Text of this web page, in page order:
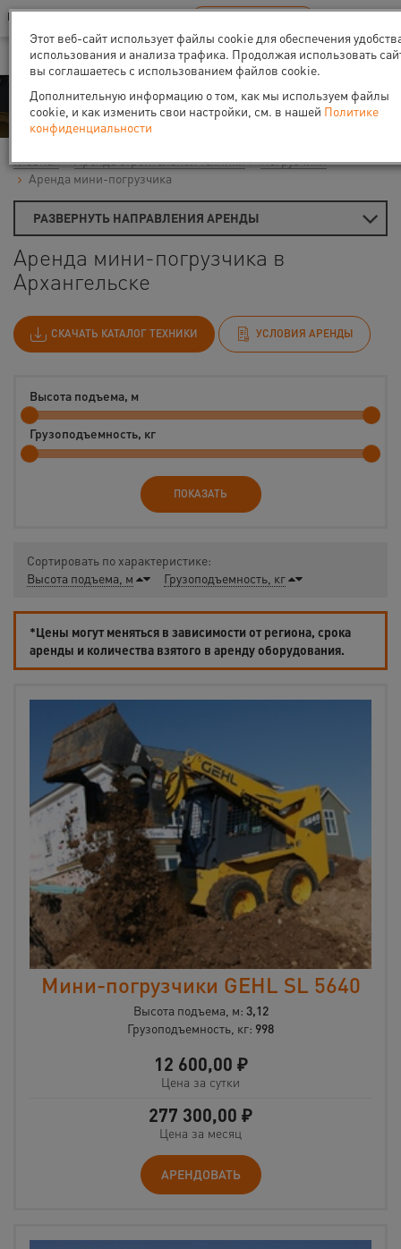
Ваш город:Архангельск
В Вашем регионе нет наших офисов RU EN
Аренда
Главная Аренда строительной техники
Погрузчики
Аренда мини-погрузчика
РАЗВЕРНУТЬ НАПРАВЛЕНИЯ АРЕНДЫ
Аренда мини-погрузчика в
Архангельске
СКАЧАТЬ КАТАЛОГ ТЕХНИКИ УСЛОВИЯ АРЕНДЫ
Высота подъема, м
Грузоподъемность, кг
ПОКАЗАТЬ
Сортировать по характеристике:
Высота подъема, м
Грузоподъемность, кг
*Цены могут меняться в зависимости от региона, срока
аренды и количества взятого в аренду оборудования.
Мини-погрузчики GEHL SL 5640
Высота подъема, м: 3,12
Грузоподъемность, кг: 998
12 600,00 ₽
Цена за сутки
277 300,00 ₽
Цена за месяц
АРЕНДОВАТЬ
Этот веб-сайт использует файлы cookie для обеспечения
использования и анализа трафика. Продолжая использовать
вы соглашаетесь с использованием файлов cookie.
Дополнительную информацию о том, как мы используем файлы
cookie, и как изменить свои настройки, см. в нашей Политике
конфиденциальности